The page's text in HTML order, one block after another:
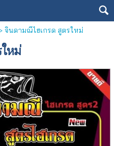
จินดามณีไฮเกรด สูตรใหม่
หม่